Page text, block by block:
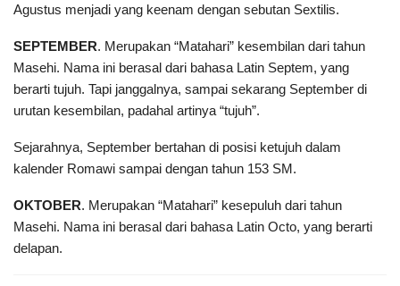
Agustus menjadi yang keenam dengan sebutan Sextilis.
SEPTEMBER. Merupakan “Matahari” kesembilan dari tahun
Masehi. Nama ini berasal dari bahasa Latin Septem, yang
berarti tujuh. Tapi janggalnya, sampai sekarang September di
urutan kesembilan, padahal artinya “tujuh”.
Sejarahnya, September bertahan di posisi ketujuh dalam
kalender Romawi sampai dengan tahun 153 SM.
OKTOBER. Merupakan “Matahari” kesepuluh dari tahun
Masehi. Nama ini berasal dari bahasa Latin Octo, yang berarti
delapan.